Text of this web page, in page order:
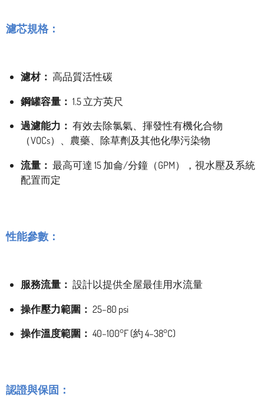
濾芯規格：
濾材： 高品質活性碳
鋼罐容量： 1.5 立方英尺
過濾能力： 有效去除氯氣、揮發性有機化合物
（VOCs）、農藥、除草劑及其他化學污染物
流量： 最高可達 15 加侖/分鐘（GPM），視水壓及系統
配置而定
性能參數：
服務流量： 設計以提供全屋最佳用水流量
操作壓力範圍： 25–80 psi
操作溫度範圍： 40–100°F (約 4–38°C)
認證與保固：